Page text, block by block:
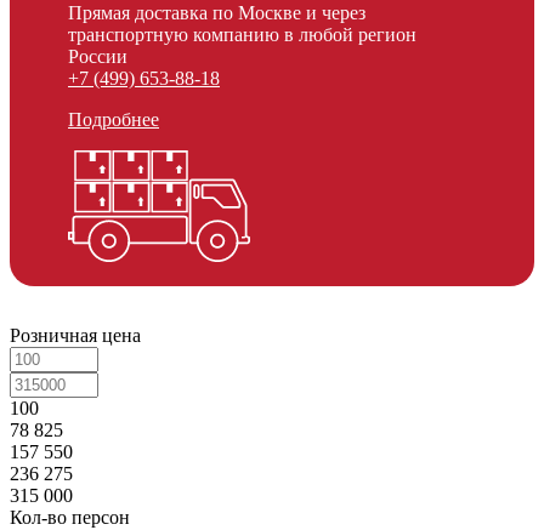
Прямая доставка по Москве и через
транспортную компанию в любой регион
России
+7 (499) 653-88-18
Подробнее
Розничная цена
100
78 825
157 550
236 275
315 000
Кол-во персон